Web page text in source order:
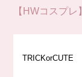
【HWコスプ
TRICKorCUTE